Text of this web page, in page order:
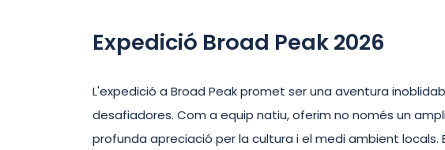
Expedició Broad Peak 2026
L'expedició a Broad Peak promet ser una aventura
desafiadores. Com a equip natiu, oferim no només un
profunda apreciació per la cultura i el medi ambient